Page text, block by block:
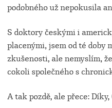
podobného už nepokusila
S doktory českými i
placenými, jsem od té doby
zkušenosti, ale nemyslím,
cokoli společného s
A tak pozdě, ale přece: